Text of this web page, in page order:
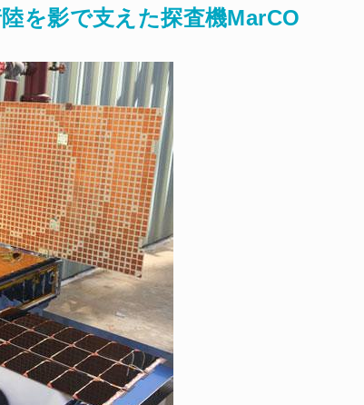
を影で支えた探査機MarCO